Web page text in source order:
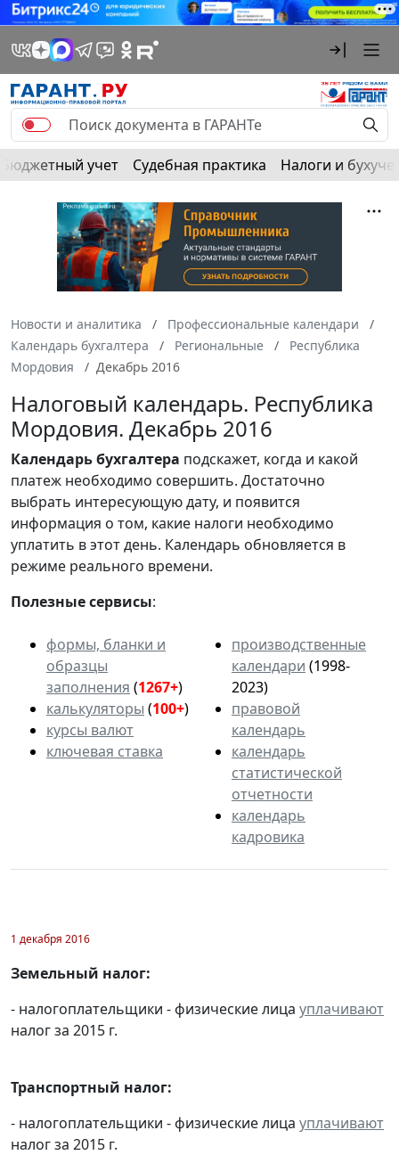
Бюджетный учет Судебная практика Налоги и
Новости и аналитика
Профессиональные календари
Календарь бухгалтера
Региональные
Республика
Мордовия
Декабрь 2016
Налоговый календарь. Республика
Мордовия. Декабрь 2016
Календарьбухгалтера подскажет, когда и какой
платеж необходимо совершить. Достаточно
выбрать интересующую дату, и появится
информация о том, какие налоги необходимо
уплатить в этот день. Календарь обновляется в
режиме реального времени.
Полезные сервисы:
формы, бланки и
образцы
заполнения (1267+)
калькуляторы (100+)
курсы валют
ключевая ставка
производственные
календари (1998-
2023)
правовой
календарь
календарь
статистической
отчетности
календарь
кадровика
1 декабря 2016
Земельный налог:
- налогоплательщики - физические лица уплачивают
налог за 2015 г.
Транспортный налог:
- налогоплательщики - физические лица уплачивают
налог за 2015 г.